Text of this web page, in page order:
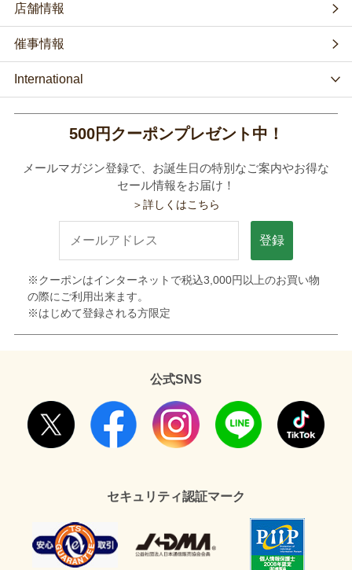
店舗情報
催事情報
International
500円クーポンプレゼント中！
メールマガジン登録で、お誕生日の特別なご案内やお得な
セール情報をお届け！
＞詳しくはこちら
登録
※クーポンはインターネットで税込3,000円以上のお買い物
の際にご利用出来ます。
※はじめて登録される方限定
公式SNS
セキュリティ認証マーク